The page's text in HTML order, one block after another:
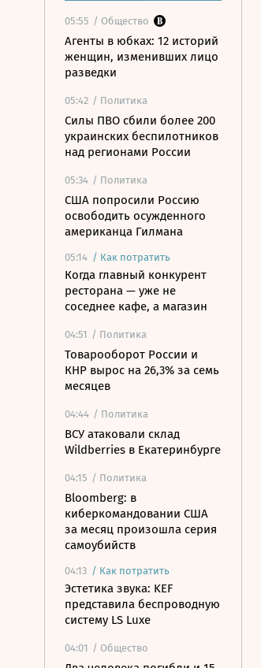
05:55 / Общество
Агенты в юбках: 12 историй
женщин, изменивших лицо
разведки
05:42 / Политика
Силы ПВО сбили более 200
украинских беспилотников
над регионами России
05:34 / Политика
США попросили Россию
освободить осужденного
американца Гилмана
05:14 / Как потратить
Когда главный конкурент
ресторана — уже не
соседнее кафе, а магазин
04:51 / Политика
Товарооборот России и
КНР вырос на 26,3% за семь
месяцев
04:44 / Политика
ВСУ атаковали склад
Wildberries в Екатеринбурге
04:15 / Политика
Bloomberg: в
киберкомандовании США
за месяц произошла серия
самоубийств
04:13 / Как потратить
Эстетика звука: KEF
представила беспроводную
систему LS Luxe
04:01 / Общество